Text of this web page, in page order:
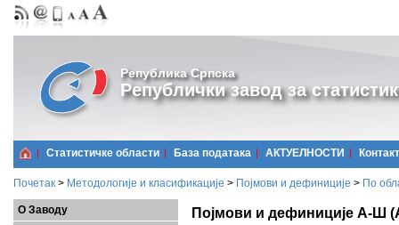
Република Српска
Републички завод за
Статистичке области Базa података АКТУЕЛНОСТИ Контакт
Почетак > Методологије и класификације > Појмови и дефиниције > По
О Заводу
Појмови и дефиниције А-Ш